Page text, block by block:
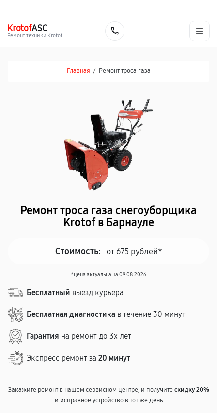
KrotofASC
Ремонт техники Krotof
Главная / Ремонт троса газа
Ремонт троса газа снегоуборщика
Krotof в Барнауле
Стоимость: от 675 рублей*
*цена актуальна на 09.08.2026
Бесплатный выезд курьера
Бесплатная диагностика в течение 30 минут
Гарантия на ремонт до 3х лет
Экспресс ремонт за 20 минут
Закажите ремонт в нашем сервисном центре, и получитескидку 20%
и исправное устройство в тот же день